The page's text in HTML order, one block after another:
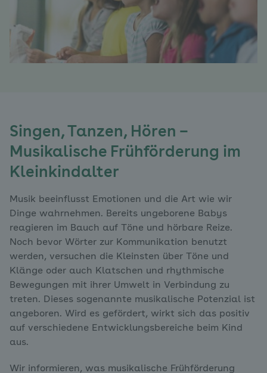
Singen, Tanzen, Hören –
Musikalische Frühförderung im
Kleinkindalter
Musik beeinflusst Emotionen und die Art wie wir
Dinge wahrnehmen. Bereits ungeborene Babys
reagieren im Bauch auf Töne und hörbare Reize.
Noch bevor Wörter zur Kommunikation benutzt
werden, versuchen die Kleinsten über Töne und
Klänge oder auch Klatschen und rhythmische
Bewegungen mit ihrer Umwelt in Verbindung zu
treten. Dieses sogenannte musikalische Potenzial ist
angeboren. Wird es gefördert, wirkt sich das positiv
auf verschiedene Entwicklungsbereiche beim Kind
aus.
Wir informieren, was musikalische Frühförderung